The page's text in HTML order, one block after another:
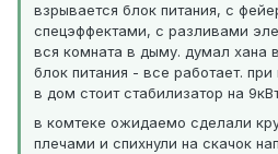
взрывается блок питания, с
спецэффектами, с разливами
вся комната в дыму. думал хана
блок питания - все работает.
в дом стоит стабилизатор на
в комтеке ожидаемо сделали
плечами и спихнули на скачок